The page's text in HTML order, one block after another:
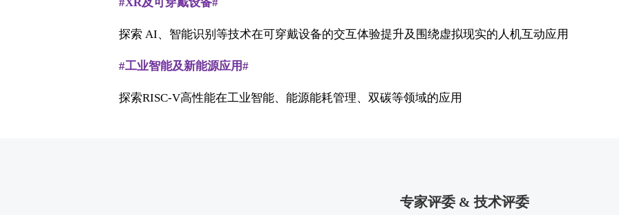
探索 AI、智能识别等技术在可穿戴设备的交互体验提升及围绕虚拟现实的人机互动应用
#工业智能及新能源应用#
探索RISC-V高性能在工业智能、能源能耗管理、双碳等领域的应用
专家评委 & 技术评委